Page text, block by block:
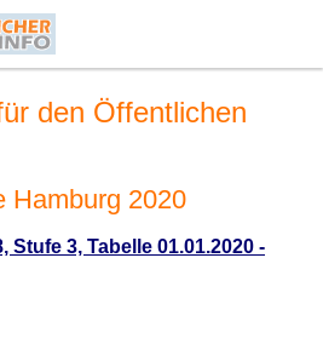
den Öffentlichen
Hamburg 2020
3, Tabelle 01.01.2020 -